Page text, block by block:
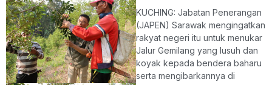
KUCHING: Jabatan Penerangan
(JAPEN) Sarawak mengingatkan
rakyat negeri itu untuk menukar
Jalur Gemilang yang lusuh dan
koyak kepada bendera baharu
serta mengibarkannya di